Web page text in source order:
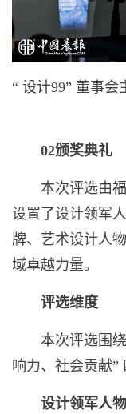
“ 设计99” 董事
02颁奖典礼
本次评选由
设置了设计领军
牌、艺术设计人
域卓越力量。
评选维度
本次评选围
响力、社会贡献”
设计领军人